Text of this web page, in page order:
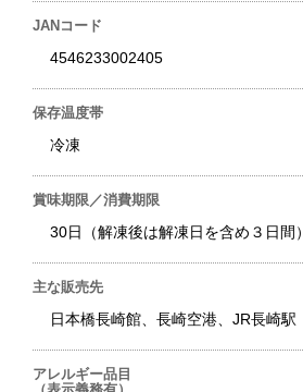
JANコード
4546233002405
保存温度帯
冷凍
賞味期限／消費期限
30日（解凍後は解凍日を含め３日間）
主な販売先
日本橋長崎館、長崎空港、JR長崎駅
アレルギー品目